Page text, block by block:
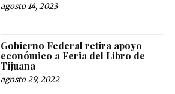
agosto 14, 2023
Gobierno Federal retira apoyo
económico a Feria del Libro de
Tijuana
agosto 29, 2022